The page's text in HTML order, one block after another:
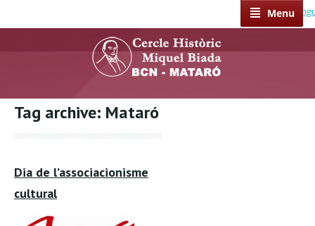
Menu
Select
Tag archive: Mataró
Dia de l’associacionisme
cultural